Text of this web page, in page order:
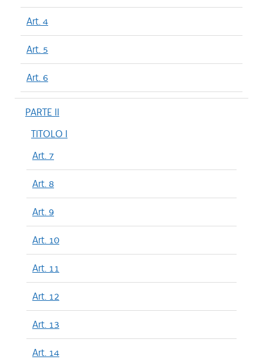
Art. 4
Art. 5
Art. 6
PARTE II
TITOLO I
Art. 7
Art. 8
Art. 9
Art. 10
Art. 11
Art. 12
Art. 13
Art. 14